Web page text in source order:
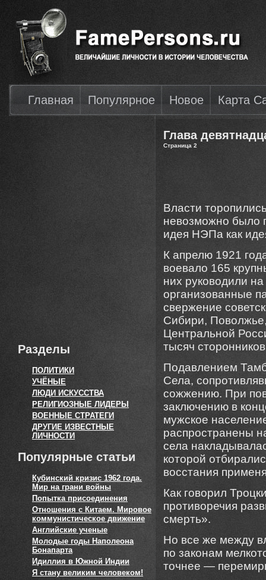
Главная Популярное Новое Карта
Разделы
ПОЛИТИКИ
УЧЁНЫЕ
ЛЮДИ ИСКУССТВА
РЕЛИГИОЗНЫЕ ЛИДЕРЫ
ВОЕННЫЕ СТРАТЕГИ
ДРУГИЕ ИЗВЕСТНЫЕ
ЛИЧНОСТИ
Популярные статьи
Кубинский кризис 1962 года.
Мир на грани войны
Попытка присоединения
Отношения с Китаем. Мировое
коммунистическое движение
Английские ученые
Молодые годы Наполеона
Бонапарта
Идиллия в Южной Индии
Я стану великим человеком!
Глава
Страница 2
Власти
невозможно было
идея НЭПа как
К апрелю 1921
воевало 165
них руководили
организованные
свержение
Сибири,
Центральной
тысяч
Подавлением
Села,
сожжению. При
заключению в
мужское
распространены
села
которой
восстания
Как говорил
противоречия
смерть».
Но все же между
по законам
точнее —